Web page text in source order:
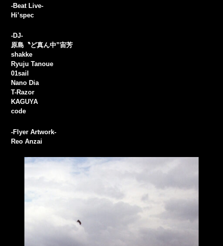
-Beat Live-
Hi’spec
-DJ-
原島〝ど真ん中”宙芳
shakke
Ryuju Tanoue
01sail
Nano Dia
T-Razor
KAGUYA
code
-Flyer Artwork-
Reo Anzai